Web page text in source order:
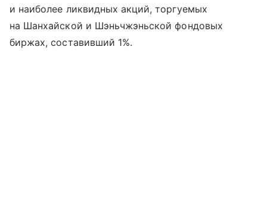
и наиболее ликвидных акций, торгуемых
на Шанхайской и Шэньчжэньской фондовых
биржах, составивший 1%.